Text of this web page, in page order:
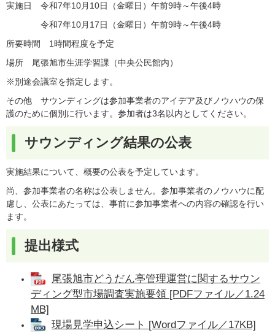
実施日 令和7年10月10日（金曜日）午前9時～午後4時
令和7年10月17日（金曜日）午前9時～午後4時
所要時間 1時間程度を予定
場所 尾張旭市生涯学習課（中央公民館内）
※別途会議室を指定します。
その他 サウンディングは参加事業者のアイデア及びノウハウの保
護のために個別に行います。参加者は3名以内としてください。
サウンディング結果の公表
​実施結果について、概要の公表を予定しています。
尚、参加事業者の名称は公表しません。参加事業者のノウハウに配
慮し、公表にあたっては、事前に参加事業者への内容の確認を行い
ます。
提出様式
尾張旭市どうだん亭管理運営に関するサウン
ディング型市場調査実施要領 [PDFファイル／1.24
MB]
現場見学申込シート [Wordファイル／17KB]